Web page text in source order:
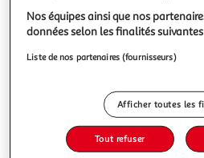
les ingrédients de votre choix et
succomb
230g
Vous voulez connaître le
Description
Nos équipes ainsi que nos
données selon les finalités
Liste de nos partenaires (fournisseurs)
Afficher toutes les
Tout refuser